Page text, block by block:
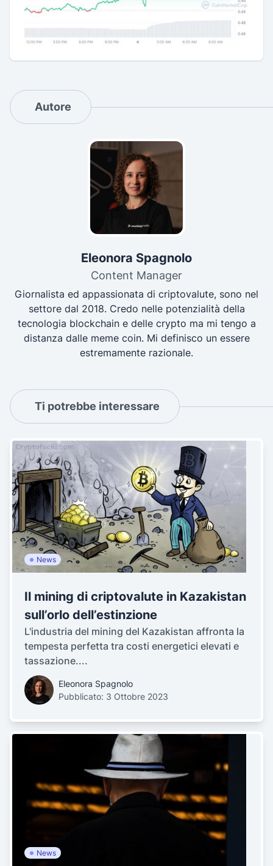
Autore
Eleonora Spagnolo
Content Manager
Giornalista ed appassionata di criptovalute, sono nel
settore dal 2018. Credo nelle potenzialità della
tecnologia blockchain e delle crypto ma mi tengo a
distanza dalle meme coin. Mi definisco un essere
estremamente razionale.
Ti potrebbe interessare
News
Il mining di criptovalute in Kazakistan
sull’orlo dell’estinzione
L'industria del mining del Kazakistan affronta la
tempesta perfetta tra costi energetici elevati e
tassazione....
Eleonora Spagnolo
Pubblicato: 3 Ottobre 2023
News